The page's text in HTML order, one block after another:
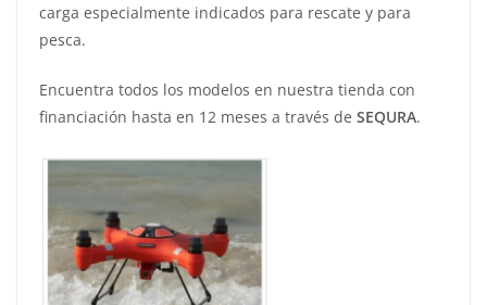
carga especialmente indicados para rescate y para
pesca.
Encuentra todos los modelos en nuestra tienda con
financiación hasta en 12 meses a través de SEQURA.